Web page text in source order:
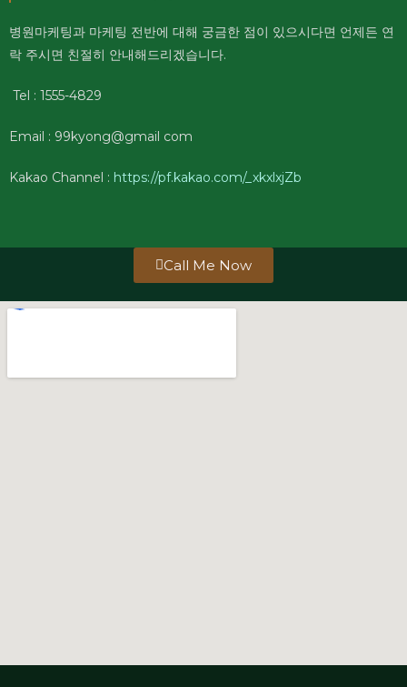
병원마케팅과 마케팅 전반에 대해 궁금한 점이 있으시다면 언제든 연
락 주시면 친절히 안내해드리겠습니다.
Tel : 1555-4829
Email : 99kyong@gmail com
Kakao Channel : https://pf.kakao.com/_xkxlxjZb
Call Me Now